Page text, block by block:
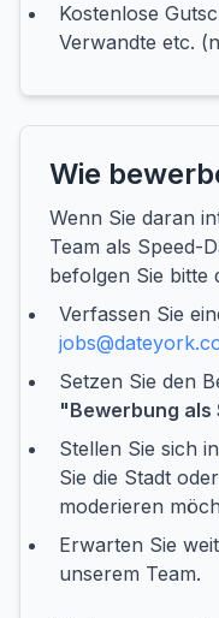
Kostenlose
Verwandte etc.
Wie
Wenn Sie daran
Team als Speed-
befolgen Sie bitte
Verfassen Sie
Setzen Sie den
"Bewerbung
Stellen Sie sich
Sie die Stadt
moderieren
Erwarten Sie
unserem Team.